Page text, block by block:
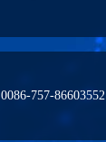
0086-757-86603552